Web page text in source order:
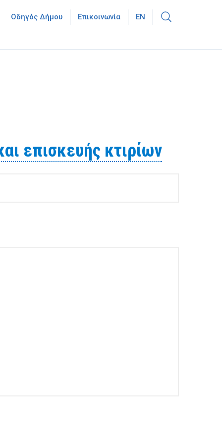
Οδηγός Δήμου Επικοινωνία EN
επισκευής κτιρίων